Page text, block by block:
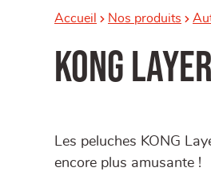
Accueil Nos produits
KONG
Les peluches KONG
encore plus amusante !